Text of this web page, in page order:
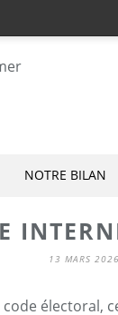
NOTRE BILAN
13 MARS 2026
électoral,